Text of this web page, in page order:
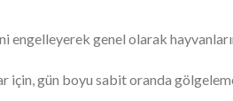
genel olarak
gün boyu sabit oranda